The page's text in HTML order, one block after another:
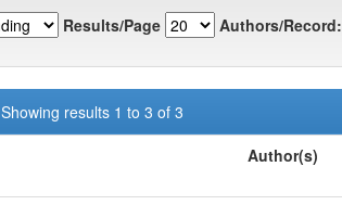
Results/Page Authors/Record:
Showing results 1 to 3 of 3
Author(s)